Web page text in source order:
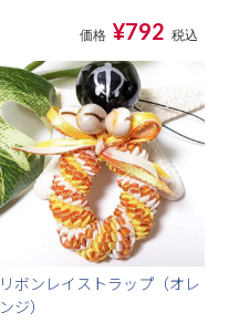
価格 ¥792 税込
リボンレイストラップ（オレ
ンジ）